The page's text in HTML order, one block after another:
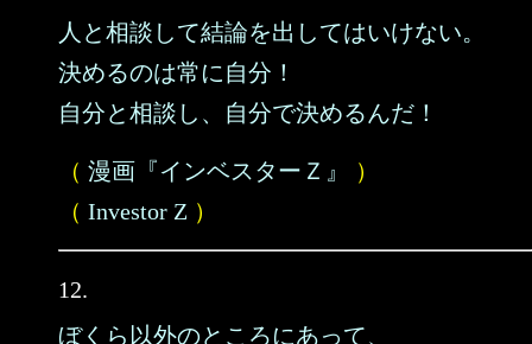
人と相談して結論を出してはいけない。
決めるのは常に自分！
自分と相談し、自分で決めるんだ！
（ 漫画『インベスターＺ』
）
（ Investor Z ）
12.
ぼくら以外のところにあって、